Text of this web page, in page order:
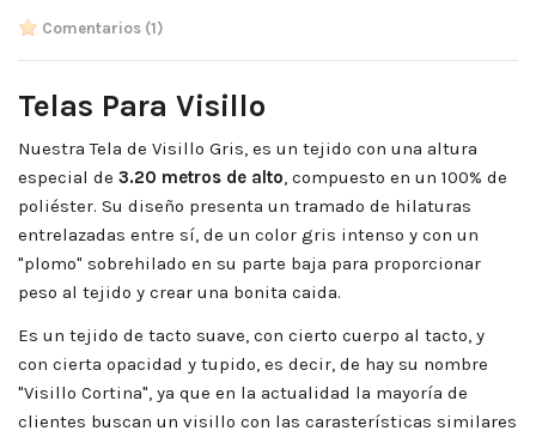
Comentarios (1)
Telas Para Visillo
Nuestra Tela de Visillo Gris, es un tejido con una altura
especial de 3.20 metros de alto, compuesto en un 100% de
poliéster. Su diseño presenta un tramado de hilaturas
entrelazadas entre sí, de un color gris intenso y con un
"plomo" sobrehilado en su parte baja para proporcionar
peso al tejido y crear una bonita caida.
Es un tejido de tacto suave, con cierto cuerpo al tacto, y
con cierta opacidad y tupido, es decir, de hay su nombre
"Visillo Cortina", ya que en la actualidad la mayoría de
clientes buscan un visillo con las carasterísticas similares